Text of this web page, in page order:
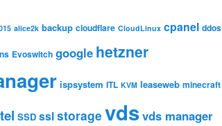
alice2k backup cloudflare CloudLinux cpanel ddos
Evoswitch google hetzner
ispsystem ITL KVM leaseweb minecraft
SSD sslstorage vdsvds manager